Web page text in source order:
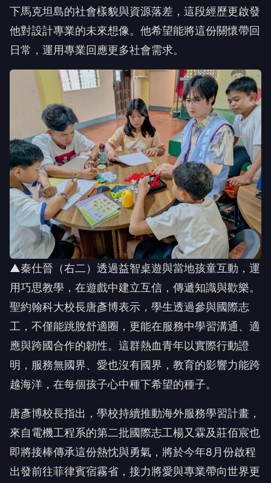
下馬克坦島的社會樣貌與資源落差，這段經歷更啟發
他對設計專業的未來想像。他希望能將這份關懷帶回
日常，運用專業回應更多社會需求。
▲秦仕晉（右二）透過益智桌遊與當地孩童互動，運
用巧思教學，在遊戲中建立互信，傳遞知識與歡樂。
聖約翰科大校長唐彥博表示，學生透過參與國際志
工，不僅能跳脫舒適圈，更能在服務中學習溝通、適
應與跨國合作的韌性。這群熱血青年以實際行動證
明，服務無國界、愛也沒有國界，教育的影響力能跨
越海洋，在每個孩子心中種下希望的種子。
唐彥博校長指出，學校持續推動海外服務學習計畫，
來自電機工程系的第二批國際志工楊又霖及莊佰宸也
即將接棒傳承這份熱忱與勇氣，將於今年8月份啟程
出發前往菲律賓宿霧省，接力將愛與專業帶向世界更